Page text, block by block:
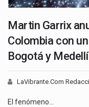
Martin Garrix
Colombia con
Bogotá y
LaVibrante.Com
El fenómeno…